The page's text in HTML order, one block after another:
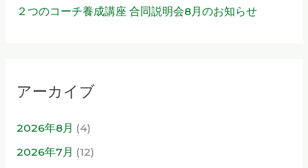
２つのコーチ養成講座 合同説明会8月のお知らせ
アーカイブ
2026年8月 (4)
2026年7月 (12)